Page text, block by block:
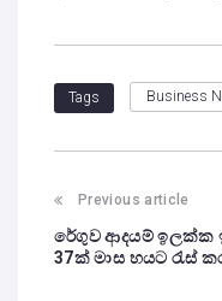
Tags Business
Previous article
රේගුව ආදයම් ඉලක්ක
37ක් මාස හයට රැස්